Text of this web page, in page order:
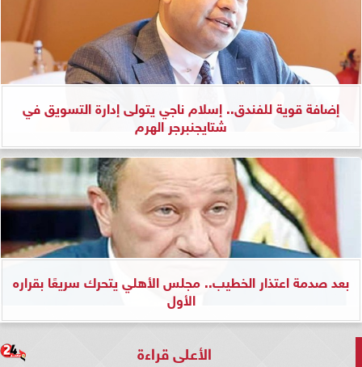
إضافة قوية للفندق.. إسلام ناجي يتولى إدارة التسويق في
شتايجنبرجر الهرم
بعد صدمة اعتذار الخطيب.. مجلس الأهلي يتحرك سريعًا بقراره
الأول
الأعلى قراءة